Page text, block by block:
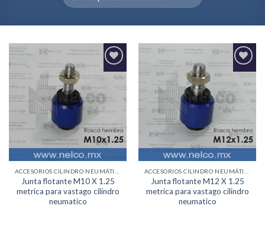
Agregar
Lista de
deseos
Junta flotante M10 X 1.25
metrica para vastago cilindro
neumatico
Agregar
deseos
Junta flotante M12 X 1.25
metrica para vastago cilindro
neumatico